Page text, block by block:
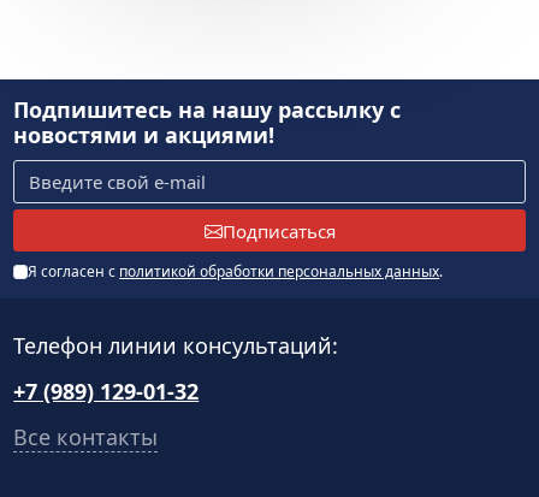
Подпишитесь на нашу рассылкус
новостями и акциями!
Подписаться
Я согласен с политикой обработки персональных данных.
Телефон линии консультаций:
+7 (989) 129-01-32
Все контакты